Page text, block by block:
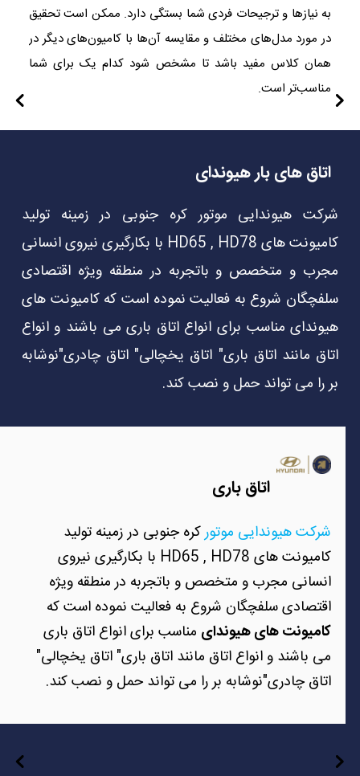
به نیازها و ترجیحات فردی شما بستگی دارد. ممکن است تحقیق
در مورد مدل‌های مختلف و مقایسه آن‌ها با کامیون‌های دیگر در
همان کلاس مفید باشد تا مشخص شود کدام یک برای شما
مناسب‌تر است.
اتاق های بار هیوندای
شرکت هیوندایی موتور کره جنوبی در زمینه تولید
کامیونت های HD65 , HD78 با بکارگیری نیروی انسانی
مجرب و متخصص و باتجربه در منطقه ویژه اقتصادی
سلفچگان شروع به فعالیت نموده است که کامیونت های
هیوندای مناسب برای انواع اتاق باری می باشند و انواع
اتاق مانند اتاق باری" اتاق یخچالی" اتاق چادری"نوشابه
بر را می تواند حمل و نصب کند.
اتاق باری
شرکت هیوندایی موتورکره جنوبی در زمینه تولید
کامیونت های HD65 , HD78 با بکارگیری نیروی
انسانی مجرب و متخصص و باتجربه در منطقه ویژه
اقتصادی سلفچگان شروع به فعالیت نموده است که
کامیونت های هیوندای مناسب برای انواع اتاق باری
می باشند و انواع اتاق مانند اتاق باری" اتاق یخچالی"
اتاق چادری"نوشابه بر را می تواند حمل و نصب کند.